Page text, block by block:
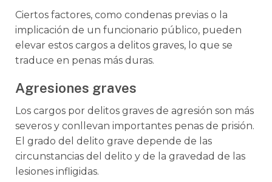
Ciertos factores, como condenas previas o la
implicación de un funcionario público, pueden
elevar estos cargos a delitos graves, lo que se
traduce en penas más duras.
Agresiones graves
Los cargos por delitos graves de agresión son más
severos y conllevan importantes penas de prisión.
El grado del delito grave depende de las
circunstancias del delito y de la gravedad de las
lesiones infligidas.